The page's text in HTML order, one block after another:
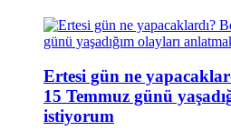
Ertesi gün ne
15 Temmuz günü
istiyorum